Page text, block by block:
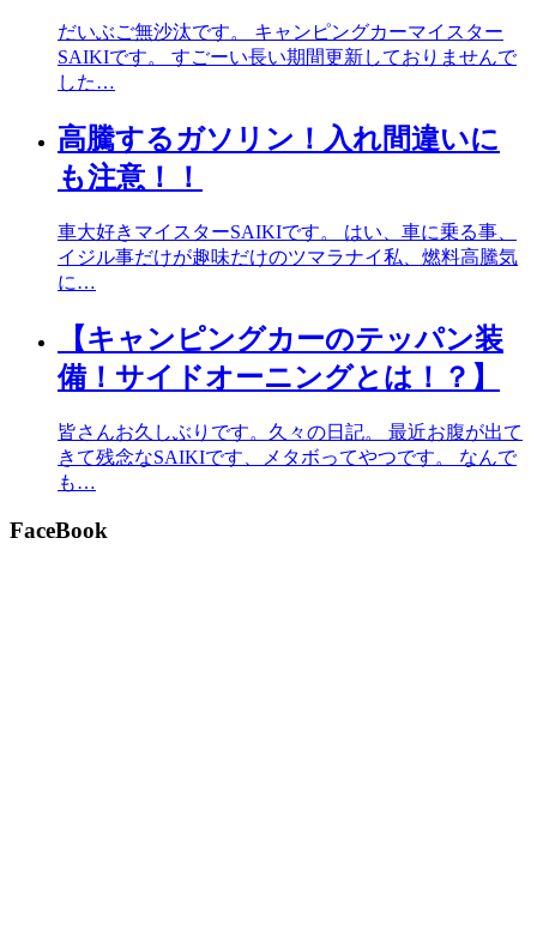
だいぶご無沙汰です。 キャンピングカーマイスター
SAIKIです。 すごーい長い期間更新しておりませんで
した…
高騰するガソリン！入れ間違いに
も注意！！
車大好きマイスターSAIKIです。 はい、車に乗る事、
イジル事だけが趣味だけのツマラナイ私、燃料高騰気
に…
【キャンピングカーのテッパン装
備！サイドオーニングとは！？】
皆さんお久しぶりです。久々の日記。 最近お腹が出て
きて残念なSAIKIです、メタボってやつです。 なんで
も…
FaceBook